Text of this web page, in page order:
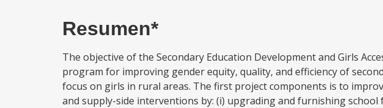
Resumen*
The objective of the Secondary Education Development and Girls
program for improving gender equity, quality, and efficiency of
focus on girls in rural areas. The first project components is to
and supply-side interventions by: (i) upgrading and furnishing school